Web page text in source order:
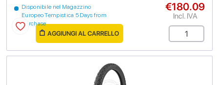
Disponibile nel Magazzino
Europeo Tempistica 5 Days from
purchase
€180.09
Incl. IVA
AGGIUNGI AL CARRELLO